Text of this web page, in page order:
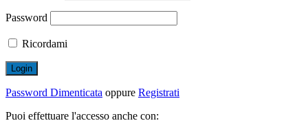
Password
Ricordami
Password Dimenticata oppure Registrati
Puoi effettuare l'accesso anche con: